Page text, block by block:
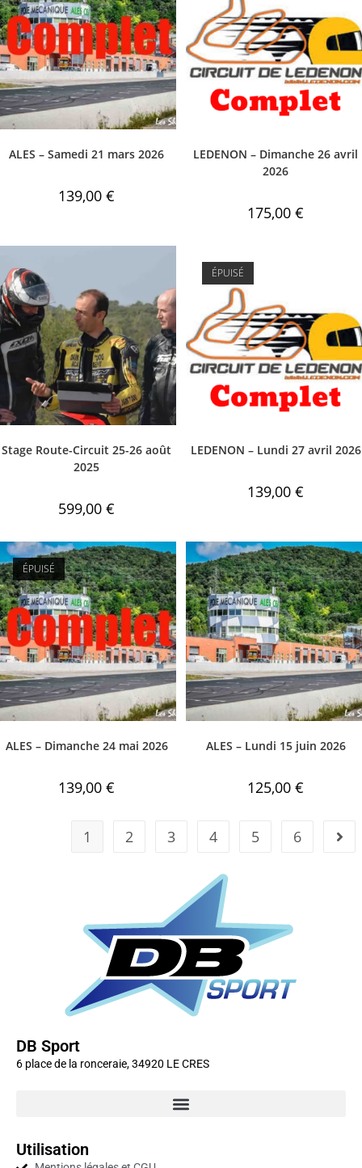
ALES – Samedi 21 mars 2026
139,00 €
LEDENON – Dimanche 26 avril
2026
175,00 €
Stage Route-Circuit 25-26 août
2025
599,00 €
ÉPUISÉ
LEDENON – Lundi 27 avril 2026
139,00 €
ÉPUISÉ
ALES – Dimanche 24 mai 2026
139,00 €
ALES – Lundi 15 juin 2026
125,00 €
1 2 3 4 5 6
DB Sport
6 place de la ronceraie, 34920 LE CRES
Utilisation